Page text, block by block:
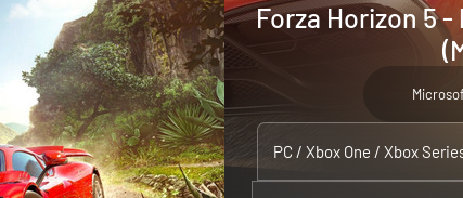
Forza Horizon 5 -
PC / Xbox One / Xbox